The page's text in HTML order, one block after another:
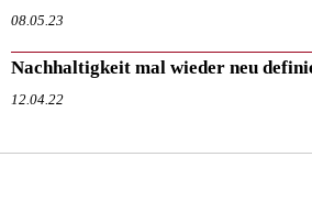
08.05.23
Nachhaltigkeit mal wieder neu
12.04.22